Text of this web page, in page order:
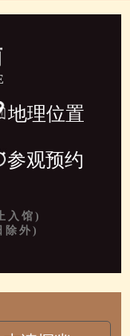
地理位置
参观预约
入馆)
除外)